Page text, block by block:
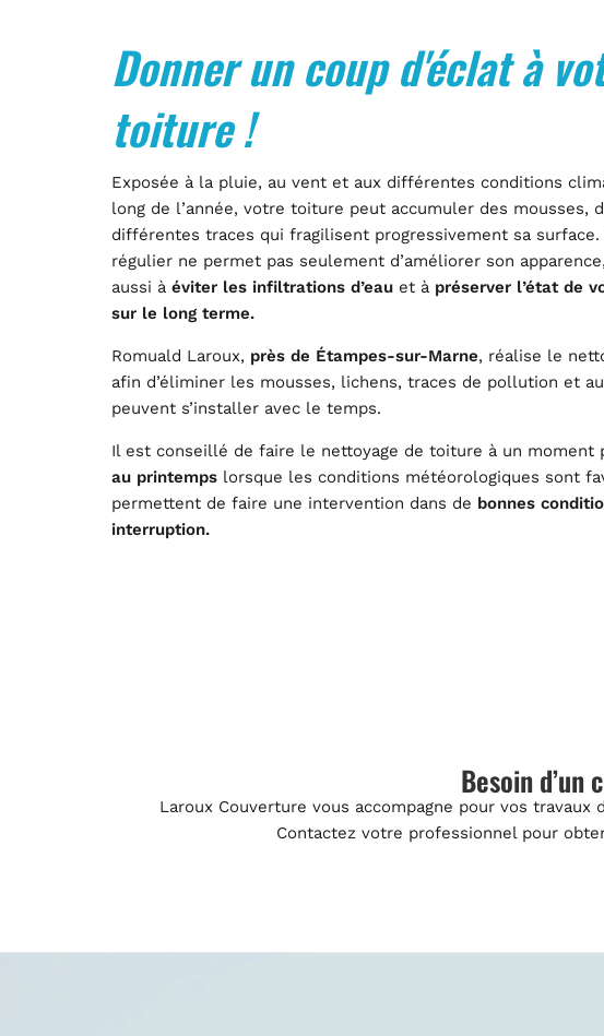
Donner un coup d'éclat à
toiture !
Exposée à la pluie, au vent et aux différentes conditions
long de l’année, votre toiture peut accumuler des mousses,
différentes traces qui fragilisent progressivement sa
régulier ne permet pas seulement d’améliorer son
aussi à éviter les infiltrations d’eau et à préserver l’état de
sur le long terme.
Romuald Laroux, près de Étampes-sur-Marne, réalise le
afin d’éliminer les mousses, lichens, traces de pollution et
peuvent s’installer avec le temps.
Il est conseillé de faire le nettoyage de toiture à un moment
au printemps lorsque les conditions météorologiques sont
permettent de faire une intervention dans de bonnes
interruption.
Besoin d’un
Laroux Couverture vous accompagne pour vos
Contactez votre professionnel pour